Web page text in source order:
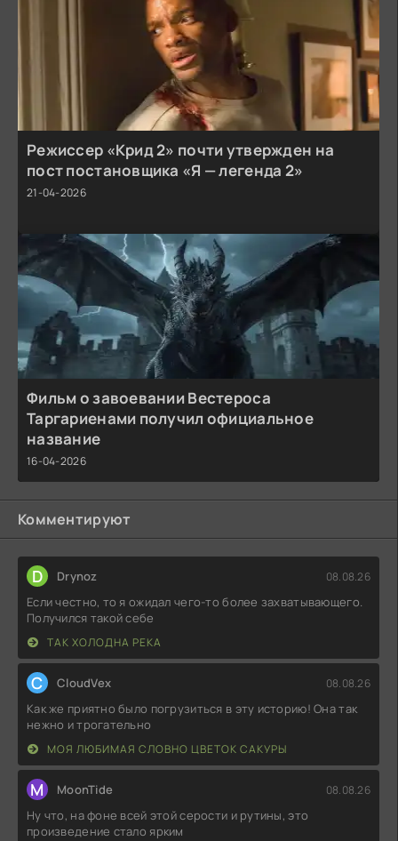
Режиссер «Крид 2» почти утвержден на
пост постановщика «Я — легенда 2»
21-04-2026
Фильм о завоевании Вестероса
Таргариенами получил официальное
название
16-04-2026
Комментируют
D Drynoz 08.08.26
Если честно, то я ожидал чего-то более захватывающего.
Получился такой себе
ТАК ХОЛОДНА РЕКА
C CloudVex 08.08.26
Как же приятно было погрузиться в эту историю! Она так
нежно и трогательно
МОЯ ЛЮБИМАЯ СЛОВНО ЦВЕТОК САКУРЫ
M MoonTide 08.08.26
Ну что, на фоне всей этой серости и рутины, это
произведение стало ярким